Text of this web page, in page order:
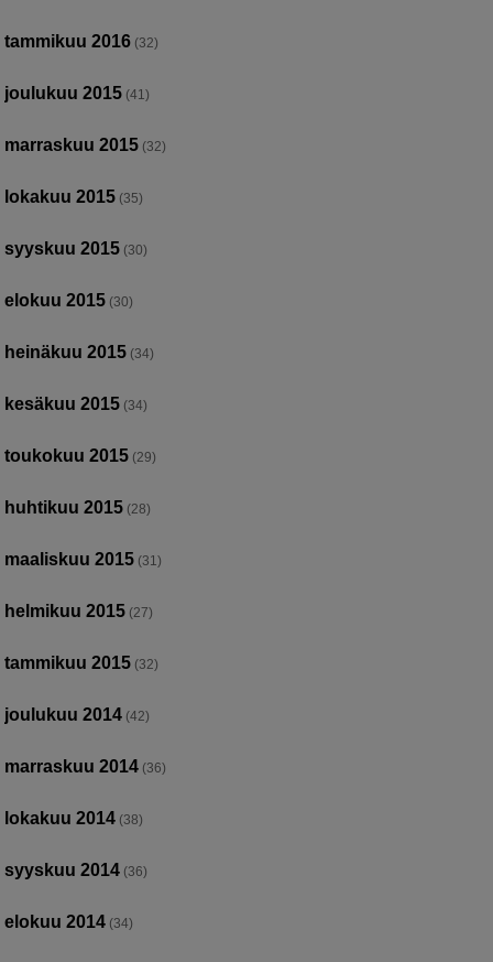
tammikuu 2016 (32)
joulukuu 2015 (41)
marraskuu 2015 (32)
lokakuu 2015 (35)
syyskuu 2015 (30)
elokuu 2015 (30)
heinäkuu 2015 (34)
kesäkuu 2015 (34)
toukokuu 2015 (29)
huhtikuu 2015 (28)
maaliskuu 2015 (31)
helmikuu 2015 (27)
tammikuu 2015 (32)
joulukuu 2014 (42)
marraskuu 2014 (36)
lokakuu 2014 (38)
syyskuu 2014 (36)
elokuu 2014 (34)